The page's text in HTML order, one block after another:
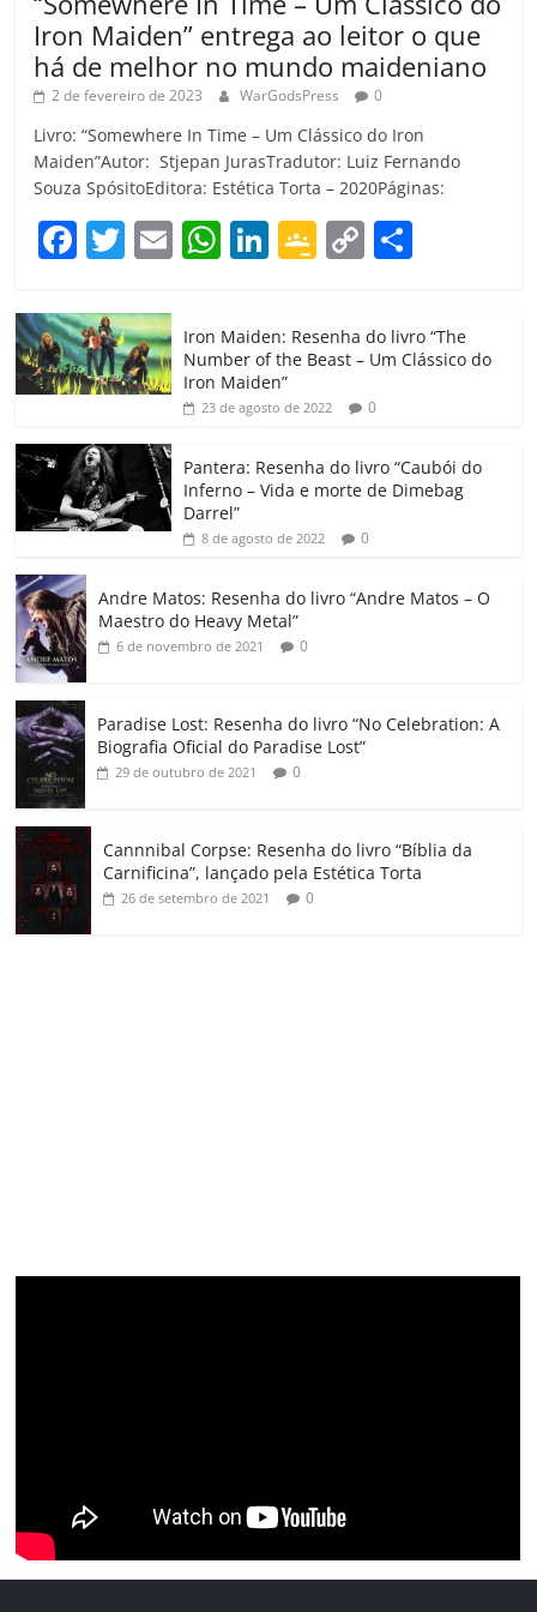
Iron Maiden” entrega ao leitor o que
há de melhor no mundo maideniano
2 de fevereiro de 2023 WarGodsPress 0
Livro: “Somewhere In Time – Um Clássico do Iron
Maiden”Autor: Stjepan JurasTradutor: Luiz Fernando
Souza SpósitoEditora: Estética Torta – 2020Páginas:
F
a
c
e
b
o
o
k
T
w
itt
er
E
m
W
h
s
A
p
p
Li
n
e
dI
n
G
o
gl
e
Cl
a
ss
ro
o
m
C
o
y
Li
n
k
p
h
ar
Iron Maiden: Resenha do livro “The
Number of the Beast – Um Clássico do
Iron Maiden”
23 de agosto de 2022 0
Pantera: Resenha do livro “Caubói do
Inferno – Vida e morte de Dimebag
Darrel”
8 de agosto de 2022 0
Andre Matos: Resenha do livro “Andre Matos – O
Maestro do Heavy Metal”
6 de novembro de 2021 0
Paradise Lost: Resenha do livro “No Celebration: A
Biografia Oficial do Paradise Lost”
29 de outubro de 2021 0
Cannnibal Corpse: Resenha do livro “Bíblia da
Carnificina”, lançado pela Estética Torta
26 de setembro de 2021 0